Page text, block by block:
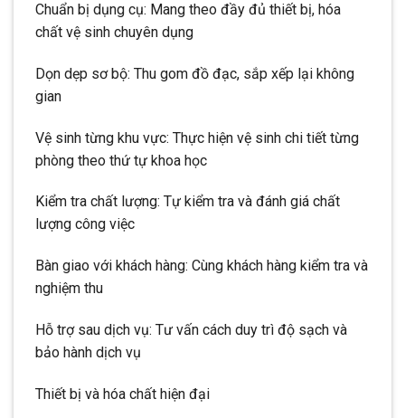
Chuẩn bị dụng cụ: Mang theo đầy đủ thiết bị, hóa
chất vệ sinh chuyên dụng
Dọn dẹp sơ bộ: Thu gom đồ đạc, sắp xếp lại không
gian
Vệ sinh từng khu vực: Thực hiện vệ sinh chi tiết từng
phòng theo thứ tự khoa học
Kiểm tra chất lượng: Tự kiểm tra và đánh giá chất
lượng công việc
Bàn giao với khách hàng: Cùng khách hàng kiểm tra và
nghiệm thu
Hỗ trợ sau dịch vụ: Tư vấn cách duy trì độ sạch và
bảo hành dịch vụ
Thiết bị và hóa chất hiện đại